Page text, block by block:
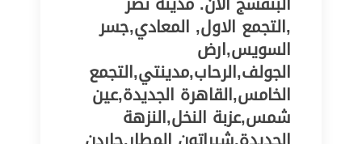
,التجمع الاول, المعادي,جسر
السويس,ارض
الجولف,الرحاب,مدينتي,التجمع
الخامس,القاهرة الجديدة,عين
شمس,عزبة النخل,النزهة